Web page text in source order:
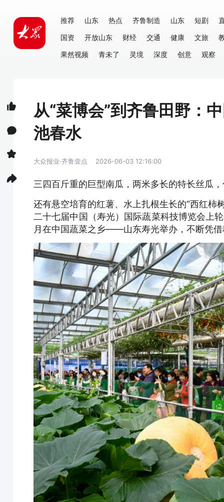
推荐 山东 热点 齐鲁制造 山东 短剧
国资
开放山东 财经 交通 健康 文旅
果然视频
青未了 灵境 深度 创意 观察
从“菜博会”到齐鲁田野：
池春水
大众报业·齐鲁壹点 2026-06-03 12:16:00
三四百斤重的巨型南瓜，两米多长的特长丝瓜
还有悬空培育的红薯、水上扎根生长的“西红
二十七届中国（寿光）国际蔬菜科技博览会上
月在中国蔬菜之乡——山东寿光举办，不断凭